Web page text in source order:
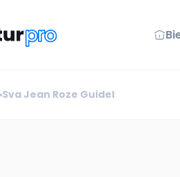
Sva Jean Roze Guidel